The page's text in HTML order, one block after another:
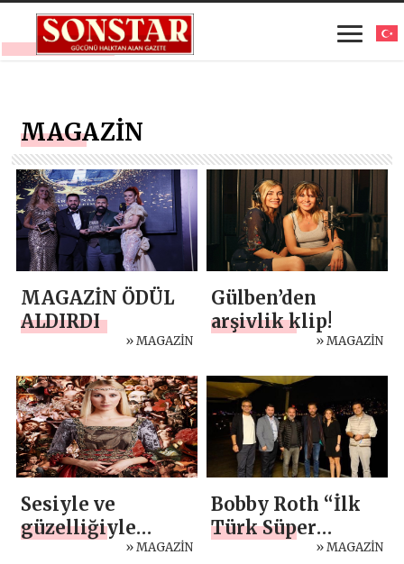
MAGAZİN
MAGAZİN ÖDÜL
ALDIRDI
» MAGAZİN
Gülben’den
arşivlik klip!
» MAGAZİN
Sesiyle ve
güzelliğiyle
» MAGAZİN
Bobby Roth “İlk
Türk Süper
Kahraman Evreni”
» MAGAZİN